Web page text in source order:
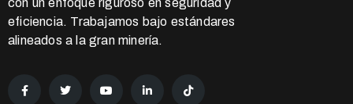
con un enfoque riguroso en seguridad y
eficiencia. Trabajamos bajo estándares
alineados a la gran minería.